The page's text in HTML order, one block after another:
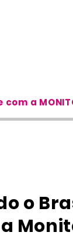
com a
o